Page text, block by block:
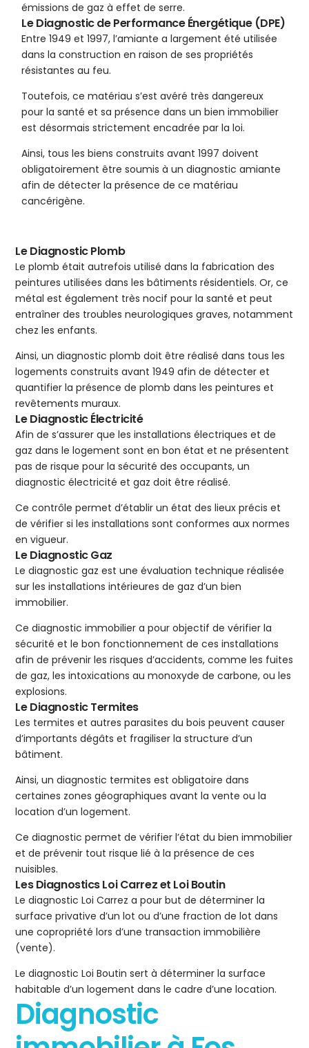
émissions de gaz à effet de serre.
Le Diagnostic de Performance Énergétique (DPE)
Entre 1949 et 1997, l’amiante a largement été utilisée
dans la construction en raison de ses propriétés
résistantes au feu.
Toutefois, ce matériau s’est avéré très dangereux
pour la santé et sa présence dans un bien immobilier
est désormais strictement encadrée par la loi.
Ainsi, tous les biens construits avant 1997 doivent
obligatoirement être soumis à un diagnostic amiante
afin de détecter la présence de ce matériau
cancérigène.
Le Diagnostic Plomb
Le plomb était autrefois utilisé dans la fabrication des
peintures utilisées dans les bâtiments résidentiels. Or, ce
métal est également très nocif pour la santé et peut
entraîner des troubles neurologiques graves, notamment
chez les enfants.
Ainsi, un diagnostic plomb doit être réalisé dans tous les
logements construits avant 1949 afin de détecter et
quantifier la présence de plomb dans les peintures et
revêtements muraux.
Le Diagnostic Électricité
Afin de s’assurer que les installations électriques et de
gaz dans le logement sont en bon état et ne présentent
pas de risque pour la sécurité des occupants, un
diagnostic électricité et gaz doit être réalisé.
Ce contrôle permet d’établir un état des lieux précis et
de vérifier si les installations sont conformes aux normes
en vigueur.
Le Diagnostic Gaz
Le diagnostic gaz est une évaluation technique réalisée
sur les installations intérieures de gaz d’un bien
immobilier.
Ce diagnostic immobilier a pour objectif de vérifier la
sécurité et le bon fonctionnement de ces installations
afin de prévenir les risques d’accidents, comme les fuites
de gaz, les intoxications au monoxyde de carbone, ou les
explosions.
Le Diagnostic Termites
Les termites et autres parasites du bois peuvent causer
d’importants dégâts et fragiliser la structure d’un
bâtiment.
Ainsi, un diagnostic termites est obligatoire dans
certaines zones géographiques avant la vente ou la
location d’un logement.
Ce diagnostic permet de vérifier l’état du bien immobilier
et de prévenir tout risque lié à la présence de ces
nuisibles.
Les Diagnostics Loi Carrez et Loi Boutin
Le diagnostic Loi Carrez a pour but de déterminer la
surface privative d’un lot ou d’une fraction de lot dans
une copropriété lors d’une transaction immobilière
(vente).
Le diagnostic Loi Boutin sert à déterminer la surface
habitable d’un logement dans le cadre d’une location.
Diagnostic